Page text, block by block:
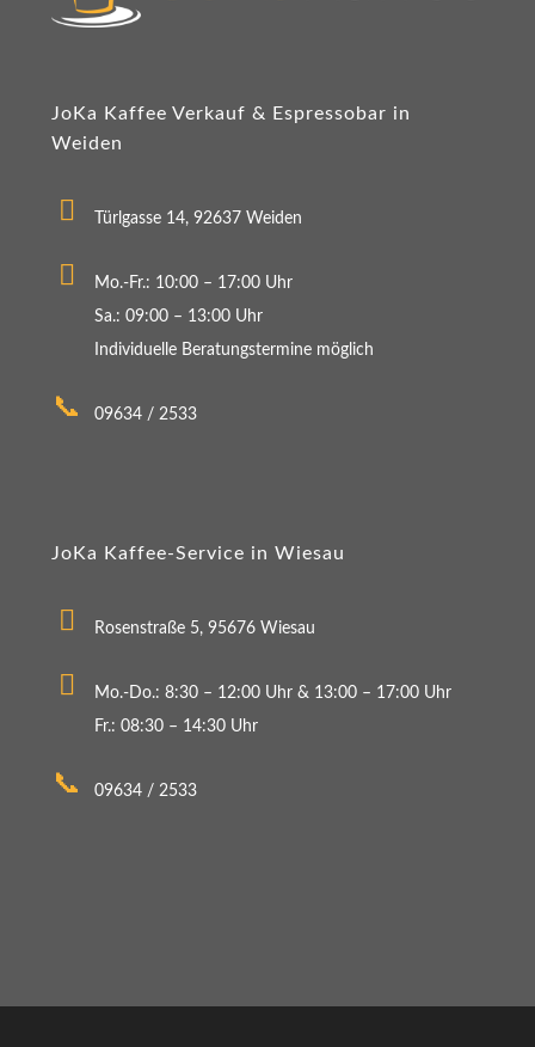
JoKa Kaffee Verkauf & Espressobar in
Weiden
Türlgasse 14, 92637 Weiden
Mo.-Fr.: 10:00 – 17:00 Uhr
Sa.: 09:00 – 13:00 Uhr
Individuelle Beratungstermine möglich
09634 / 2533
JoKa Kaffee-Service in Wiesau
Rosenstraße 5, 95676 Wiesau
Mo.-Do.: 8:30 – 12:00 Uhr & 13:00 – 17:00 Uhr
Fr.: 08:30 – 14:30 Uhr
09634 / 2533